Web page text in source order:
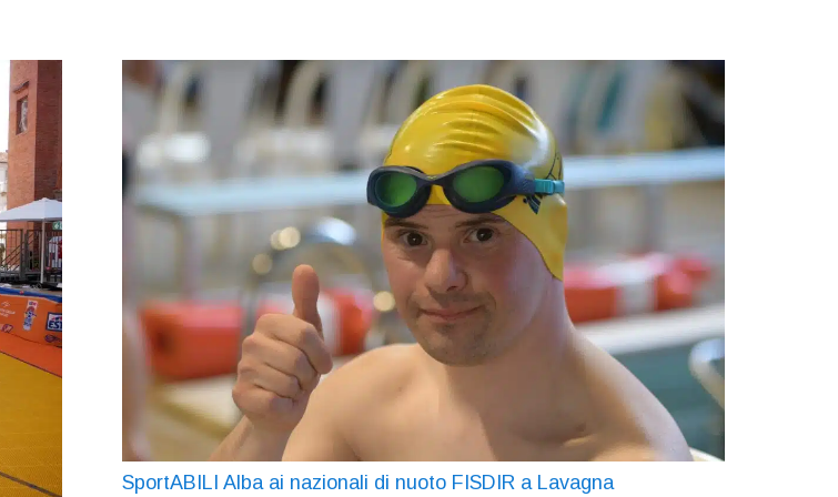
SportABILI Alba ai nazionali di nuoto FISDIR a Lavagna